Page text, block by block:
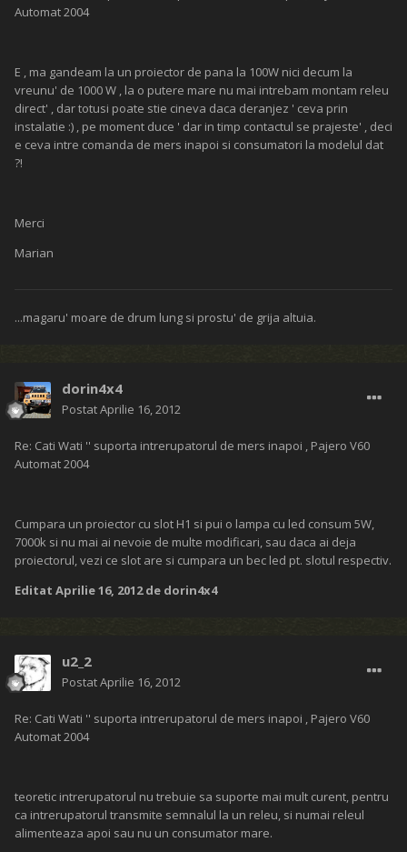
Automat 2004
E , ma gandeam la un proiector de pana la 100W nici decum la
vreunu' de 1000 W , la o putere mare nu mai intrebam montam releu
direct' , dar totusi poate stie cineva daca deranjez ' ceva prin
instalatie :) , pe moment duce ' dar in timp contactul se prajeste' , deci
e ceva intre comanda de mers inapoi si consumatori la modelul dat
?!
Merci
Marian
...magaru' moare de drum lung si prostu' de grija altuia.
dorin4x4
PostatAprilie 16, 2012
Re: Cati Wati '' suporta intrerupatorul de mers inapoi , Pajero V60
Automat 2004
Cumpara un proiector cu slot H1 si pui o lampa cu led consum 5W,
7000k si nu mai ai nevoie de multe modificari, sau daca ai deja
proiectorul, vezi ce slot are si cumpara un bec led pt. slotul respectiv.
Editat Aprilie 16, 2012de dorin4x4
u2_2
PostatAprilie 16, 2012
Re: Cati Wati '' suporta intrerupatorul de mers inapoi , Pajero V60
Automat 2004
teoretic intrerupatorul nu trebuie sa suporte mai mult curent, pentru
ca intrerupatorul transmite semnalul la un releu, si numai releul
alimenteaza apoi sau nu un consumator mare.